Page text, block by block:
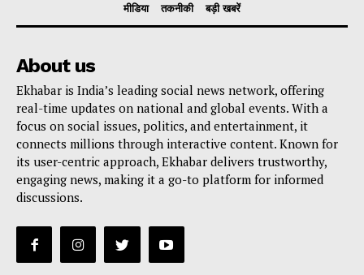
मीडिया
तकनीकी बड़ी खबरें
About us
Ekhabar is India’s leading social news network, offering
real-time updates on national and global events. With a
focus on social issues, politics, and entertainment, it
connects millions through interactive content. Known for
its user-centric approach, Ekhabar delivers trustworthy,
engaging news, making it a go-to platform for informed
discussions.